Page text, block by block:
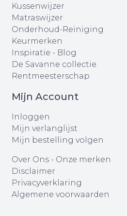
Kussenwijzer
Matraswijzer
Onderhoud-Reiniging
Keurmerken
Inspiratie - Blog
De Savanne collectie
Rentmeesterschap
Mijn Account
Inloggen
Mijn verlanglijst
Mijn bestelling volgen
Over Ons - Onze merken
Disclaimer
Privacyverklaring
Algemene voorwaarden